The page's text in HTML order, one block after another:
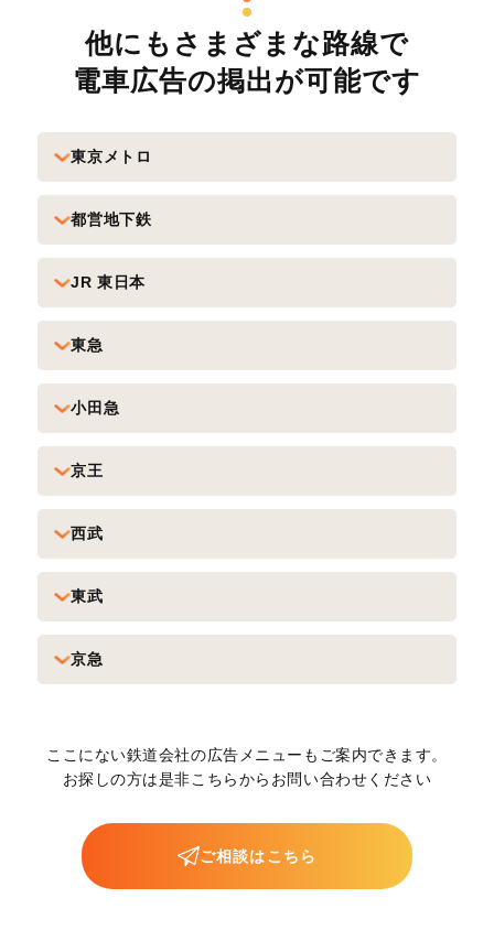
他にもさまざまな路線で
電車広告の掲出が可能です
東京メトロ
都営地下鉄
JR 東日本
東急
小田急
京王
西武
東武
京急
ここにない鉄道会社の広告メニューもご案内できます。
お探しの方は是非こちらからお問い合わせください
ご相談はこちら